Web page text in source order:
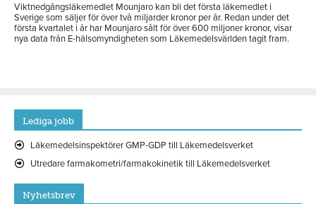
Viktnedgångsläkemedlet Mounjaro kan bli det första läkemedlet i
Sverige som säljer för över två miljarder kronor per år. Redan under det
första kvartalet i år har Mounjaro sålt för över 600 miljoner kronor, visar
nya data från E-hälsomyndigheten som Läkemedelsvärlden tagit fram.
Lediga jobb
Läkemedelsinspektörer GMP-GDP till Läkemedelsverket
Utredare farmakometri/farmakokinetik till Läkemedelsverket
Nyhetsbrev